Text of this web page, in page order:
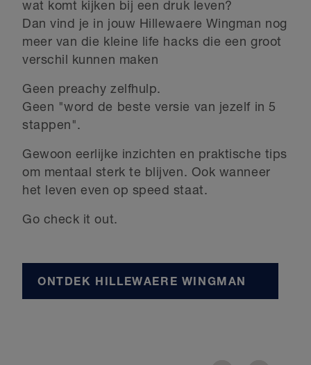
wat komt kijken bij een druk leven?
Dan vind je in jouw Hillewaere Wingman nog
meer van die kleine life hacks die een groot
verschil kunnen maken
Geen preachy zelfhulp.
Geen "word de beste versie van jezelf in 5
stappen".
Gewoon eerlijke inzichten en praktische tips
om mentaal sterk te blijven. Ook wanneer
het leven even op speed staat.
Go check it out.
ONTDEK HILLEWAERE WINGMAN